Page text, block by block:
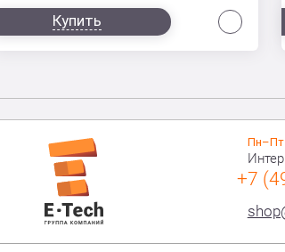
Купить
Пн–Пт
+7